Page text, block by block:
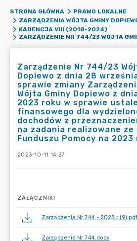
STRONA GŁÓWNA
PRAWO LOKALNE
ZARZĄDZENIA WÓJTA GMINY
KADENCJA VIII (2018-2024)
Zarządzenie Nr 744/23
Dopiewo z dnia 28
sprawie zmiany
Wójta Gminy Dopiewo z
2023 roku w sprawie
finansowego dla
dochodów z
na zadania realizowane ze
Funduszu Pomocy na 2023
2023-10-11 14:37
ZAŁĄCZNIKI
Zarządzenie Nr 744 - 2023 r (9).pdf
Zarządzenie Nr 744.docx